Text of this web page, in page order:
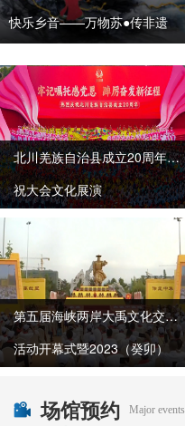
快乐乡音——万物苏●传非遗
北川羌族自治县成立20周年庆
祝大会文化展演
第五届海峡两岸大禹文化交流
活动开幕式暨2023（癸卯）
场馆预约 Major events